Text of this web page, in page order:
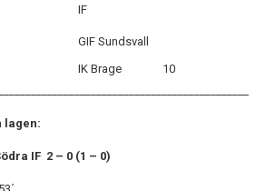
IF
GIF Sundsvall
IK Brage
10
lagen:
IF 2 – 0 (1 – 0)